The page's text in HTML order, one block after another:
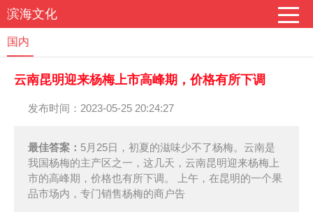
滨海文化
国内
云南昆明迎来杨梅上市高峰期，价格有所下调
发布时间：2023-05-25 20:24:27
最佳答案： 5月25日，初夏的滋味少不了杨梅。云南是
我国杨梅的主产区之一，这几天，云南昆明迎来杨梅上
市的高峰期，价格也有所下调。 上午，在昆明的一个果
品市场内，专门销售杨梅的商户告